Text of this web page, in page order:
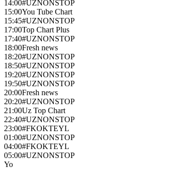
14:00#UZNONSTOP
15:00You Tube Chart
15:45#UZNONSTOP
17:00Top Chart Plus
17:40#UZNONSTOP
18:00Fresh news
18:20#UZNONSTOP
18:50#UZNONSTOP
19:20#UZNONSTOP
19:50#UZNONSTOP
20:00Fresh news
20:20#UZNONSTOP
21:00Uz Top Chart
22:40#UZNONSTOP
23:00#FKOKTEYL
01:00#UZNONSTOP
04:00#FKOKTEYL
05:00#UZNONSTOP
Yo